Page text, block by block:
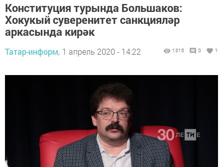
Конституция турында Большаков:
Хокукый суверенитет санкцияләр
аркасында кирәк
Татар-информ, 1 апрель 2020 - 14:22 1315 0 1